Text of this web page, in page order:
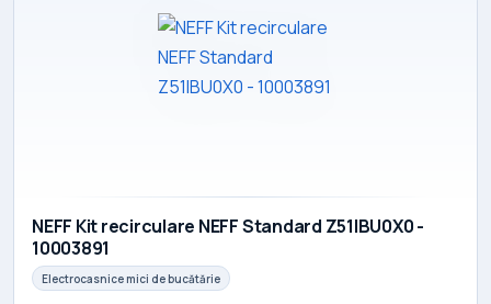
NEFF Kit recirculare NEFF Standard Z51IBU0X0 -
10003891
Electrocasnice mici de bucătărie